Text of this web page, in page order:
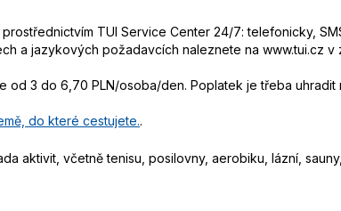
TUI Service Center 24/7: telefonicky,
a jazykových požadavcích naleznete na www.tui.cz
od 3 do 6,70 PLN/osoba/den. Poplatek je třeba uhradit
do které cestujete..
aktivit, včetně tenisu, posilovny, aerobiku, lázní,